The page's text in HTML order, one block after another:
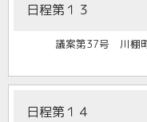
日程第１３
議案第37号 川棚
日程第１４